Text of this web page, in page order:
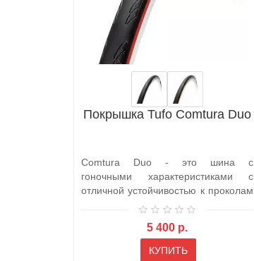
Покрышка Tufo Comtura Duo
Comtura Duo - это шина с
гоночными характеристиками с
отличной устойчивостью к проколам
в течение вс..
5 400 р.
КУПИТЬ